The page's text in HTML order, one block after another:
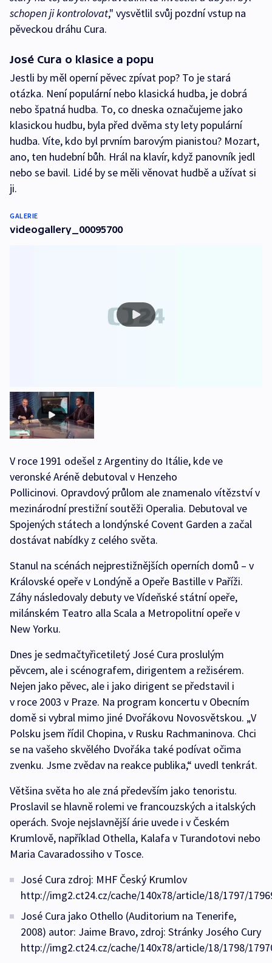
schopen ji kontrolovat," vysvětlil svůj pozdní vstup na
pěveckou dráhu Cura.
José Cura o klasice a popu
Jestli by měl operní pěvec zpívat pop? To je stará
otázka. Není populární nebo klasická hudba, je dobrá
nebo špatná hudba. To, co dneska označujeme jako
klasickou hudbu, byla před dvěma sty lety populární
hudba. Víte, kdo byl prvním barovým pianistou? Mozart,
ano, ten hudební bůh. Hrál na klavír, když panovník jedl
nebo se bavil. Lidé by se měli věnovat hudbě a užívat si
ji.
GALERIE
videogallery_00095700
V roce 1991 odešel z Argentiny do Itálie, kde ve
veronské Aréně debutoval v Henzeho
Pollicinovi. Opravdový průlom ale znamenalo vítězství v
mezinárodní prestižní soutěži Operalia. Debutoval ve
Spojených státech a londýnské Covent Garden a začal
dostávat nabídky z celého světa.
Stanul na scénách nejprestižnějších operních domů – v
Královské opeře v Londýně a Opeře Bastille v Paříži.
Záhy následovaly debuty ve Vídeňské státní opeře,
milánském Teatro alla Scala a Metropolitní opeře v
New Yorku.
Dnes je sedmačtyřicetiletý José Cura proslulým
pěvcem, ale i scénografem, dirigentem a režisérem.
Nejen jako pěvec, ale i jako dirigent se představil i
v roce 2003 v Praze. Na program koncertu v Obecním
domě si vybral mimo jiné Dvořákovu Novosvětskou. „V
Polsku jsem řídil Chopina, v Rusku Rachmaninova. Chci
se na vašeho skvělého Dvořáka také podívat očima
zvenku. Jsme zvědav na reakce publika,“ uvedl tenkrát.
Většina světa ho ale zná především jako tenoristu.
Proslavil se hlavně rolemi ve francouzských a italských
operách. Svoje nejslavnější árie uvede i v Českém
Krumlově, například Othella, Kalafa v Turandotovi nebo
Maria Cavaradossiho v Tosce.
José Cura zdroj: MHF Český Krumlov
http://img2.ct24.cz/cache/140x78/article/18/1797/
José Cura jako Othello (Auditorium na Tenerife,
2008) autor: Jaime Bravo, zdroj: Stránky Josého Cury
http://img2.ct24.cz/cache/140x78/article/18/1798/